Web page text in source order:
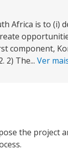
Africa is to (i)
component,
2) The... Ver
the project